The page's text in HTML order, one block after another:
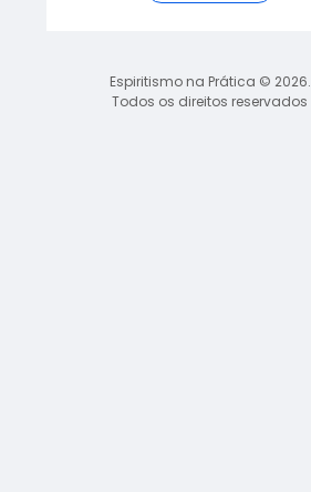
Espiritismo na Prática © 2026.
Todos os direitos reservados